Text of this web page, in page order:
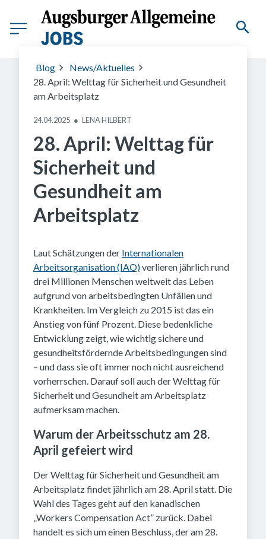
Blog
News/Aktuelles
28. April: Welttag für Sicherheit und Gesundheit
am Arbeitsplatz
24.04.2025 ● LENA HILBERT
28. April: Welttag für
Sicherheit und
Gesundheit am
Arbeitsplatz
Laut Schätzungen der Internationalen
Arbeitsorganisation (IAO)verlieren jährlich rund
drei Millionen Menschen weltweit das Leben
aufgrund von arbeitsbedingten Unfällen und
Krankheiten. Im Vergleich zu 2015 ist das ein
Anstieg von fünf Prozent. Diese bedenkliche
Entwicklung zeigt, wie wichtig sichere und
gesundheitsfördernde Arbeitsbedingungen sind
– und dass sie oft immer noch nicht ausreichend
vorherrschen. Darauf soll auch der Welttag für
Sicherheit und Gesundheit am Arbeitsplatz
aufmerksam machen.
Warum der Arbeitsschutz am 28.
April gefeiert wird
Der Welttag für Sicherheit und Gesundheit am
Arbeitsplatz findet jährlich am 28. April statt. Die
Wahl des Tages geht auf den kanadischen
„Workers Compensation Act” zurück. Dabei
handelt es sich um einen Beschluss, der am 28.